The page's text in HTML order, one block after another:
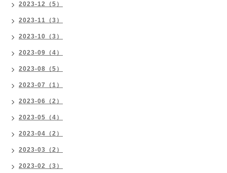
2023-12（5）
2023-11（3）
2023-10（3）
2023-09（4）
2023-08（5）
2023-07（1）
2023-06（2）
2023-05（4）
2023-04（2）
2023-03（2）
2023-02（3）